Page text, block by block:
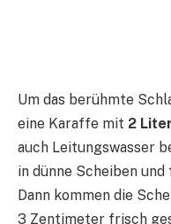
Um das berühmte
eine Karaffe mit 2
auch Leitungswasser
in dünne Scheiben und
Dann kommen die
3 Zentimeter frisch